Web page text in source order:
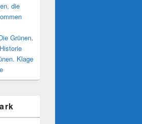
die
Grünen.
Klage